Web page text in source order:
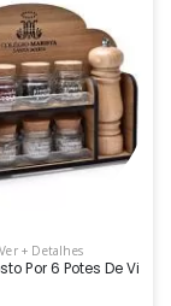
De Tempero 1
Ver + Detalhes
Por 6 Potes De